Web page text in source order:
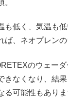
も低く、気温も
ば、ネオプレンの
のウェー
きなくなり、結
る可能性もありま